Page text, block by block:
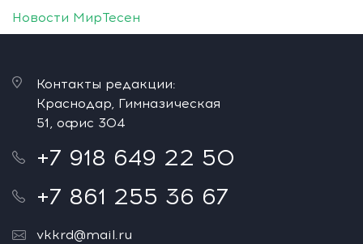
Новости МирТесен
Контакты редакции:
Краснодар, Гимназическая
51, офис 304
+7 918 649 22 50
+7 861 255 36 67
vkkrd@mail.ru